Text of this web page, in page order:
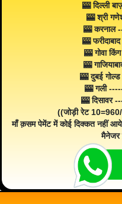
🎰 दिल्ली
🎰 श्री
🎰 करनाल
🎰
🎰 गोवा
🎰
🎰 दुबई
🎰 गली
🎰 दिसावर
((जोड़ी रेट
माँ क़सम पेमेंट में कोई दिक्कत नहीं
मैनेजर